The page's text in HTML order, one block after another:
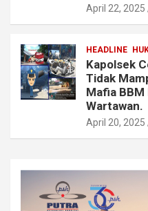
April 22, 2025
HEADLINE
Kapolsek
Tidak
Mafia
Wartawan.
April 20, 2025